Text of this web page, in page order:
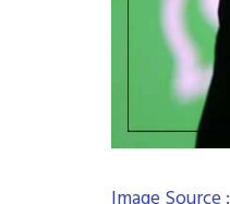
Image Source :